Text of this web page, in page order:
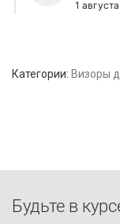
Категории: Визоры
Будьте в